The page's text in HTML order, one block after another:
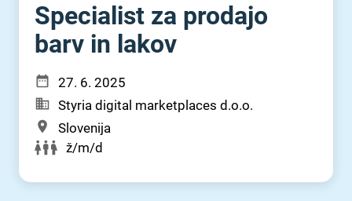
Specialist za prodajo
barv in lakov
27. 6. 2025
Styria digital marketplaces d.o.o.
Slovenija
ž/m/d